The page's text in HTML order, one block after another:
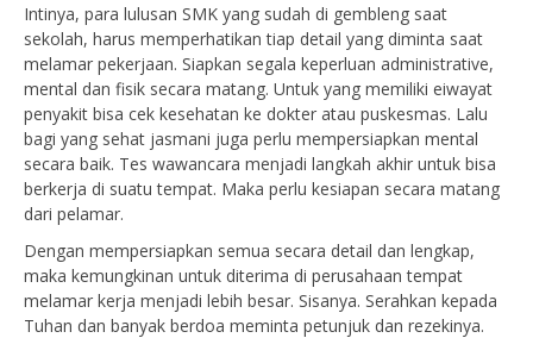
Intinya, para lulusan SMK yang sudah di gembleng saat
sekolah, harus memperhatikan tiap detail yang diminta saat
melamar pekerjaan. Siapkan segala keperluan administrative,
mental dan fisik secara matang. Untuk yang memiliki eiwayat
penyakit bisa cek kesehatan ke dokter atau puskesmas. Lalu
bagi yang sehat jasmani juga perlu mempersiapkan mental
secara baik. Tes wawancara menjadi langkah akhir untuk bisa
berkerja di suatu tempat. Maka perlu kesiapan secara matang
dari pelamar.
Dengan mempersiapkan semua secara detail dan lengkap,
maka kemungkinan untuk diterima di perusahaan tempat
melamar kerja menjadi lebih besar. Sisanya. Serahkan kepada
Tuhan dan banyak berdoa meminta petunjuk dan rezekinya.